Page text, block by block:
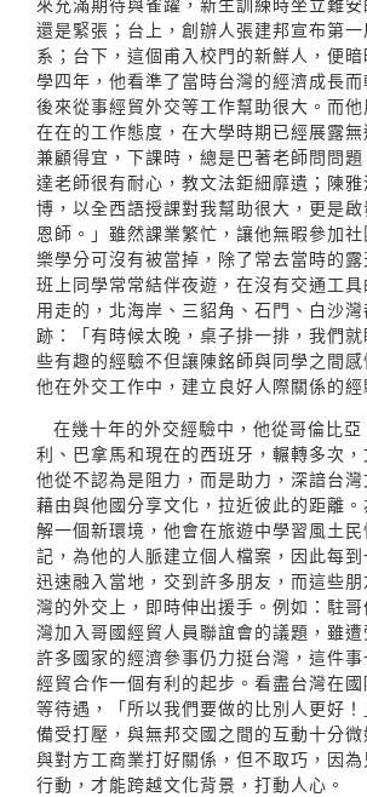
還是緊張；台上，創辦人張建邦宣布第
系；台下，這個甫入校門的新鮮人，便
學四年，他看準了當時台灣的經濟成長
後來從事經貿外交等工作幫助很大。而
在在的工作態度，在大學時期已經展露
兼顧得宜，下課時，總是巴著老師問問
達老師很有耐心，教文法鉅細靡遺；陳
博，以全西語授課對我幫助很大，更是
恩師。」雖然課業繁忙，讓他無暇參加
樂學分可沒有被當掉，除了常去當時的露
班上同學常常結伴夜遊，在沒有交通工
用走的，北海岸、三貂角、石門、白沙
跡：「有時候太晚，桌子排一排，我們
些有趣的經驗不但讓陳銘師與同學之間
他在外交工作中，建立良好人際關係的經
在幾十年的外交經驗中，他從哥倫比
利、巴拿馬和現在的西班牙，輾轉多次，
他從不認為是阻力，而是助力，深諳台
藉由與他國分享文化，拉近彼此的距離
解一個新環境，他會在旅遊中學習風土
記，為他的人脈建立個人檔案，因此每
迅速融入當地，交到許多朋友，而這些
灣的外交上，即時伸出援手。例如：駐
灣加入哥國經貿人員聯誼會的議題，雖
許多國家的經濟參事仍力挺台灣，這件
經貿合作一個有利的起步。看盡台灣在
等待遇，「所以我們要做的比別人更好
備受打壓，與無邦交國之間的互動十分
與對方工商業打好關係，但不取巧，因
行動，才能跨越文化背景，打動人心。